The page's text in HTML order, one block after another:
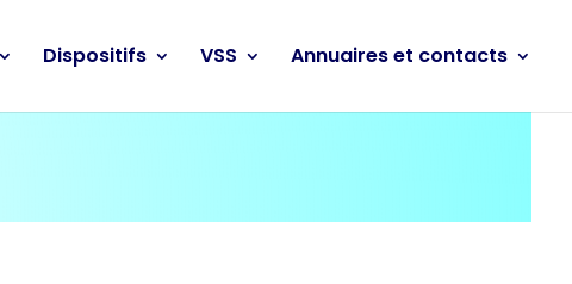
Dispositifs VSS Annuaires et contacts